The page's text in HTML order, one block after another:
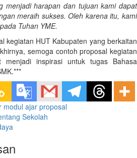
menjadi harapan dan tujuan kami dapat
meraih sukses. Oleh karena itu, kami
Tuhan YME.
kegiatan HUT Kabupaten yang berkaitan
semoga contoh proposal kegiatan
menjadi inspirasi untuk tugas Bahasa
modul ajar proposal
Sekolah